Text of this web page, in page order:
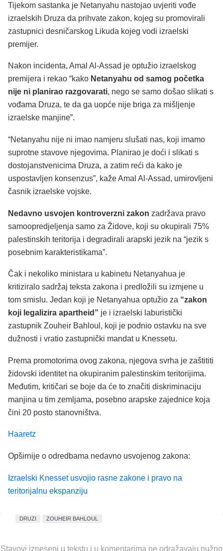
Tijekom sastanka je Netanyahu nastojao uvjeriti vođe
izraelskih Druza da prihvate zakon, kojeg su promovirali
zastupnici desničarskog Likuda kojeg vodi izraelski
premijer.
Nakon incidenta, Amal Al-Assad je optužio izraelskog
premijera i rekao “kako Netanyahu od samog početka
nije ni planirao razgovarati, nego se samo došao slikati s
vođama Druza, te da ga uopće nije briga za mišljenje
izraelske manjine”.
“Netanyahu nije ni imao namjeru slušati nas, koji imamo
suprotne stavove njegovima. Planirao je doći i slikati s
dostojanstvenicima Druza, a zatim reći da kako je
uspostavljen konsenzus”, kaže Amal Al-Assad, umirovljeni
časnik izraelske vojske.
Nedavno usvojen kontroverzni zakon zadržava pravo
samoopredjeljenja samo za Židove, koji su okupirali 75%
palestinskih teritorija i degradirali arapski jezik na “jezik s
posebnim karakteristikama”.
Čak i nekoliko ministara u kabinetu Netanyahua je
kritiziralo sadržaj teksta zakona i predložili su izmjene u
tom smislu. Jedan koji je Netanyahua optužio za “zakon
koji legalizira apartheid” je i izraelski laburistički
zastupnik Zouheir Bahloul, koji je podnio ostavku na sve
dužnosti i vratio zastupnički mandat u Knessetu.
Prema promotorima ovog zakona, njegova svrha je zaštititi
židovski identitet na okupiranim palestinskim teritorijima.
Međutim, kritičari se boje da će to značiti diskriminaciju
manjina u tim zemljama, posebno arapske zajednice koja
čini 20 posto stanovništva.
Haaretz
Opširnije o odredbama nedavno usvojenog zakona:
Izraelski Knesset usvojio rasne zakone i pravo na
teritorijalnu ekspanziju
DRUZI ZOUHEIR BAHLOUL
Stavovi izneseni u tekstu i u komentarima ne odražavaju nužno